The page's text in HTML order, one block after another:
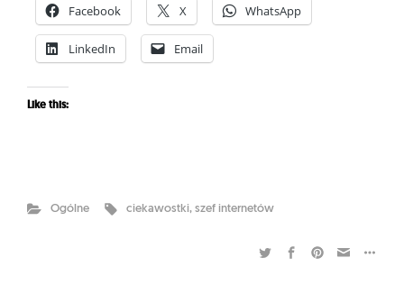
Facebook X WhatsApp
LinkedIn Email
Like this:
Ogólne ciekawostki,szef internetów